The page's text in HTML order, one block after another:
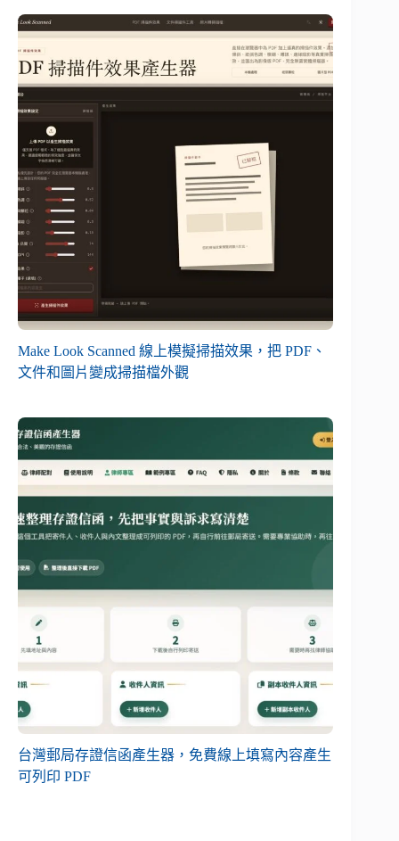
Make Look Scanned 線上模擬掃描效果，把 PDF、
文件和圖片變成掃描檔外觀
台灣郵局存證信函產生器，免費線上填寫內容產生
可列印 PDF